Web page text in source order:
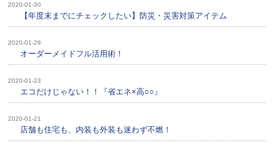
2020-01-30
【年度末までにチェックしたい】防災・災害対策アイテム
2020-01-28
オーダーメイドフル活用術！
2020-01-23
エコだけじゃない！！『省エネ×高○○』
2020-01-21
店舗も住宅も、内装も外装も迷わず不燃！